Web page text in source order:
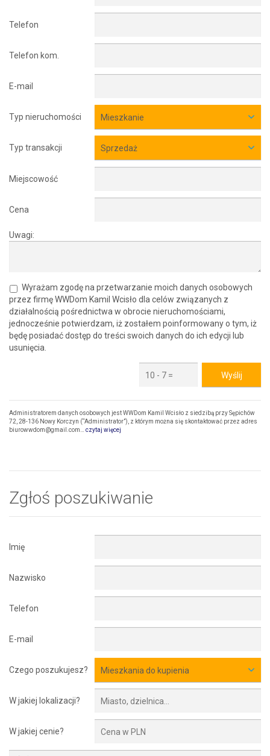
Telefon
Telefon kom.
E-mail
Typ nieruchomości Mieszkanie
Typ transakcji Sprzedaż
Miejscowość
Cena
Uwagi:
Wyrażam zgodę na przetwarzanie moich danych osobowych
przez firmę WWDom Kamil Wcisło dla celów związanych z
działalnością pośrednictwa w obrocie nieruchomościami,
jednocześnie potwierdzam, iż zostałem poinformowany o tym, iż
będę posiadać dostęp do treści swoich danych do ich edycji lub
usunięcia.
Administratorem danych osobowych jest WWDom Kamil Wcisło z siedzibą przy Sępichów
72, 28-136 Nowy Korczyn (“Administrator”), z którym można się skontaktować przez adres
biurowwdom@gmail.com… czytaj więcej
Zgłoś poszukiwanie
Imię
Nazwisko
Telefon
E-mail
Czego poszukujesz? Mieszkania do kupienia
W jakiej lokalizacji?
W jakiej cenie?